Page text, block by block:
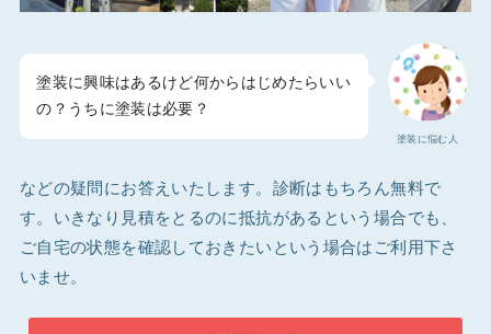
塗装に悩む人
塗装に興味はあるけど何からはじめたらいい
の？うちに塗装は必要？
などの疑問にお答えいたします。診断はもちろん無料で
す。いきなり見積をとるのに抵抗があるという場合でも、
ご自宅の状態を確認しておきたいという場合はご利用下さ
いませ。